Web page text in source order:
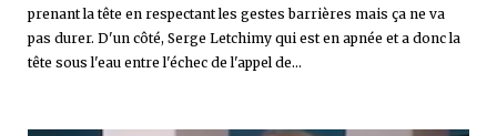
prenant la tête en respectant les gestes barrières mais ça ne va
pas durer. D'un côté, Serge Letchimy qui est en apnée et a donc la
tête sous l'eau entre l'échec de l'appel de...